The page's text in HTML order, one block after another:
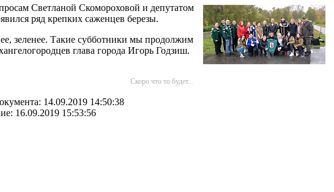
Светланой Скомороховой и депутатом
ряд крепких саженцев березы.
зеленее. Такие субботники мы продолжим
глава города Игорь Годзиш.
Скоро что то будет...
14.09.2019 14:50:38
16.09.2019 15:53:56